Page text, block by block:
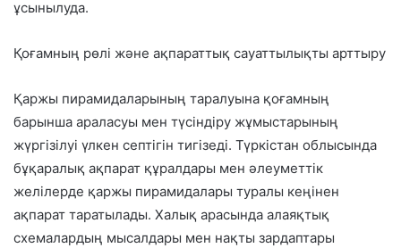
ұсынылуда.
Қоғамның рөлі және ақпараттық сауаттылықты арттыру
Қаржы пирамидаларының таралуына қоғамның
барынша араласуы мен түсіндіру жұмыстарының
жүргізілуі үлкен септігін тигізеді. Түркістан облысында
бұқаралық ақпарат құралдары мен әлеуметтік
желілерде қаржы пирамидалары туралы кеңінен
ақпарат таратылады. Халық арасында алаяқтық
схемалардың мысалдары мен нақты зардаптары